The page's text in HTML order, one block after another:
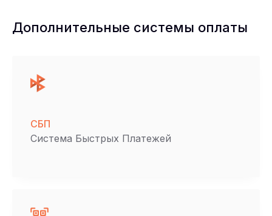
Дополнительные системы оплаты
СБП
Система Быстрых Платежей